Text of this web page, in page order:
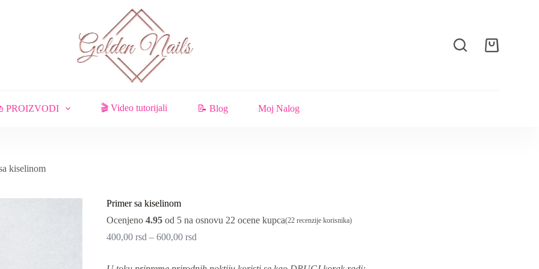
Shopping
PROIZVODI 🎬 Video tutorijali 📝 Blog Moj Nalog
kiselinom
Primer sa kiselinom
Ocenjeno 4.95od 5 na osnovu 22 ocene kupca(22recenzije korisnika)
400,00 rsd – 600,00 rsd